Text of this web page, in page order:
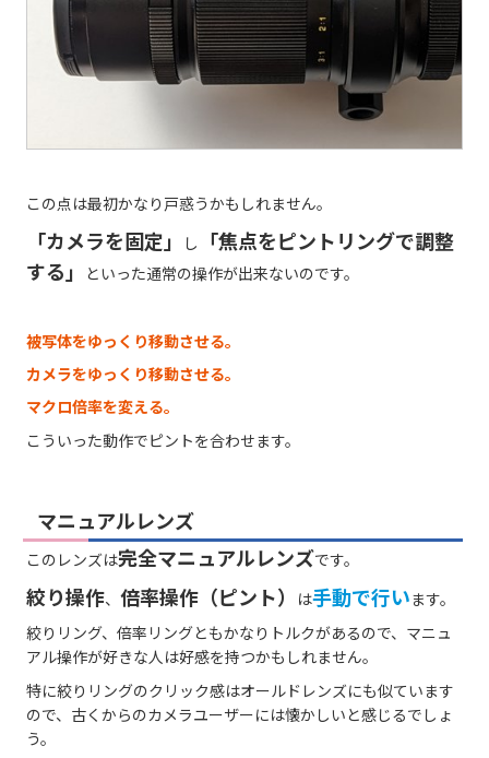
この点は最初かなり戸惑うかもしれません。
「カメラを固定」 し
「焦点をピントリングで調整
する」
といった通常の操作が出来ないのです。
被写体をゆっくり移動させる。
カメラをゆっくり移動させる。
マクロ倍率を変える。
こういった動作でピントを合わせます。
マニュアルレンズ
このレンズは完全マニュアルレンズです。
絞り操作、 倍率操作（ピント） は手動で行います。
絞りリング、倍率リングともかなりトルクがあるので、マニュ
アル操作が好きな人は好感を持つかもしれません。
特に絞りリングのクリック感はオールドレンズにも似ています
ので、古くからのカメラユーザーには懐かしいと感じるでしょ
う。